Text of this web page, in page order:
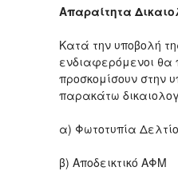
Απαραίτητα
Κατά την υποβολή
ενδιαφερόμενοι θα
προσκομίσουν στην
παρακάτω
α) Φωτοτυπία
β) Αποδεικτικό ΑΦΜ